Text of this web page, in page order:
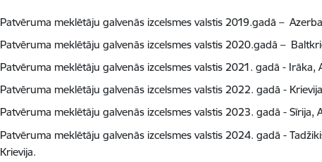
Patvēruma meklētāju galvenās izcelsmes valstis 2019.gadā –
Patvēruma meklētāju galvenās izcelsmes valstis 2020.gadā –
Patvēruma meklētāju galvenās izcelsmes valstis 2021. gadā - Irāka,
Patvēruma meklētāju galvenās izcelsmes valstis 2022. gadā -
Patvēruma meklētāju galvenās izcelsmes valstis 2023. gadā - Sīrija,
Patvēruma meklētāju galvenās izcelsmes valstis 2024. gadā -
Krievija.